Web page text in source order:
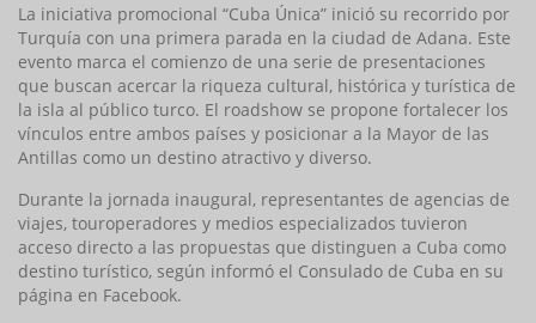
La iniciativa promocional “Cuba Única” inició su recorrido por
Turquía con una primera parada en la ciudad de Adana. Este
evento marca el comienzo de una serie de presentaciones
que buscan acercar la riqueza cultural, histórica y turística de
la isla al público turco. El roadshow se propone fortalecer los
vínculos entre ambos países y posicionar a la Mayor de las
Antillas como un destino atractivo y diverso.
Durante la jornada inaugural, representantes de agencias de
viajes, touroperadores y medios especializados tuvieron
acceso directo a las propuestas que distinguen a Cuba como
destino turístico, según informó el Consulado de Cuba en su
página en Facebook.